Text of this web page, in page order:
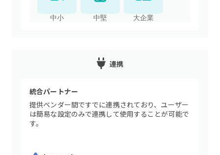
中小 中堅 大企業
連携
統合パートナー
提供ベンダー間ですでに連携されており、ユーザー
は簡易な設定のみで連携して使用することが可能で
す。